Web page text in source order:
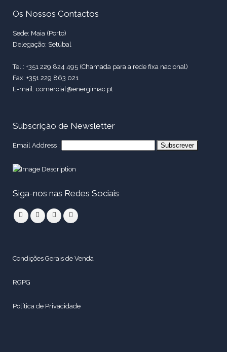
Os Nossos Contactos
Sede: Maia (Porto)
Delegação: Setúbal
Tel.: +351 229 824 495 (Chamada para a rede fixa nacional)
Fax: +351 229 863 021
E-mail: comercial@energimac.pt
Subscrição de Newsletter
Email Address :
Siga-nos nas Redes Sociais
Condições Gerais de Venda
RGPG
Política de Privacidade